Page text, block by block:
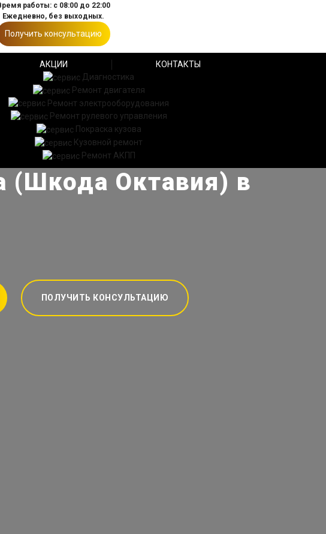
работы: с 08:00 до 22:00
Ежедневно, без выходных.
Получить консультацию
АКЦИИ
КОНТАКТЫ
Диагностика
Ремонт двигателя
Ремонт электрооборудования
Ремонт рулевого управления
Покраска кузова
Кузовной ремонт
Ремонт АКПП
(Шкода Октавия) в
ПОЛУЧИТЬ КОНСУЛЬТАЦИЮ